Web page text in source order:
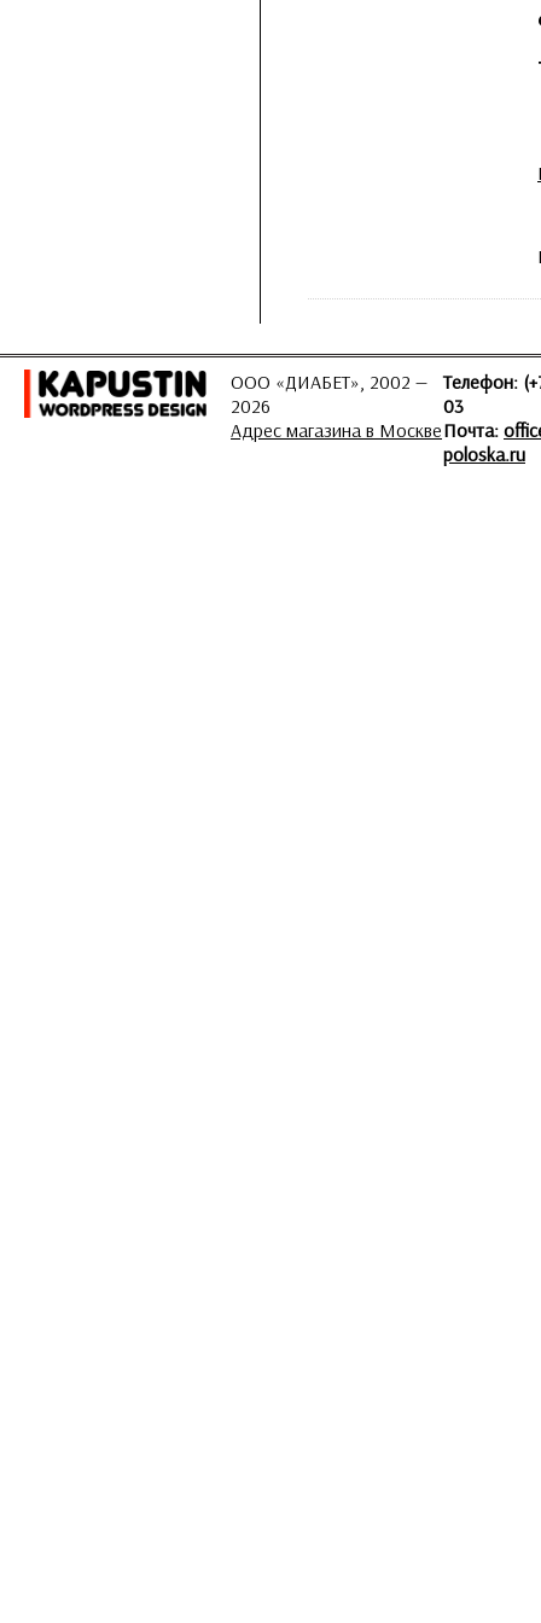
ООО «ДИАБЕТ», 2002 —
2026
Адрес магазина в Москве
Телефон:
03
Почта:
poloska.ru